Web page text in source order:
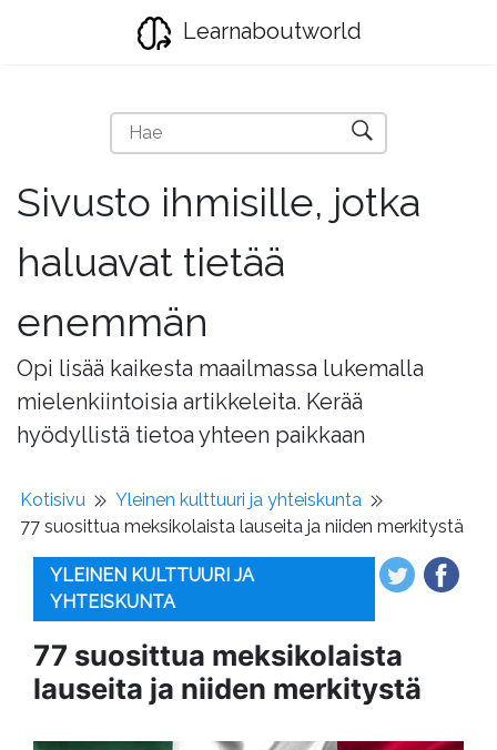
Learnaboutworld
Sivusto ihmisille, jotka
haluavat tietää
enemmän
Opi lisää kaikesta maailmassa lukemalla
mielenkiintoisia artikkeleita. Kerää
hyödyllistä tietoa yhteen paikkaan
Kotisivu
Yleinen kulttuuri ja yhteiskunta
77 suosittua meksikolaista lauseita ja niiden merkitystä
YLEINEN KULTTUURI JA
YHTEISKUNTA
77 suosittua meksikolaista
lauseita ja niiden merkitystä